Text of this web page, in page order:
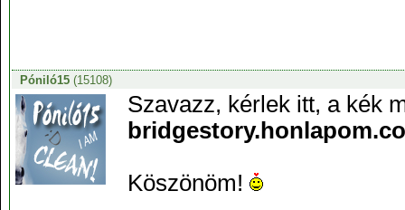
Póniló15(15108)
Szavazz, kérlek itt, a kék
Köszönöm!